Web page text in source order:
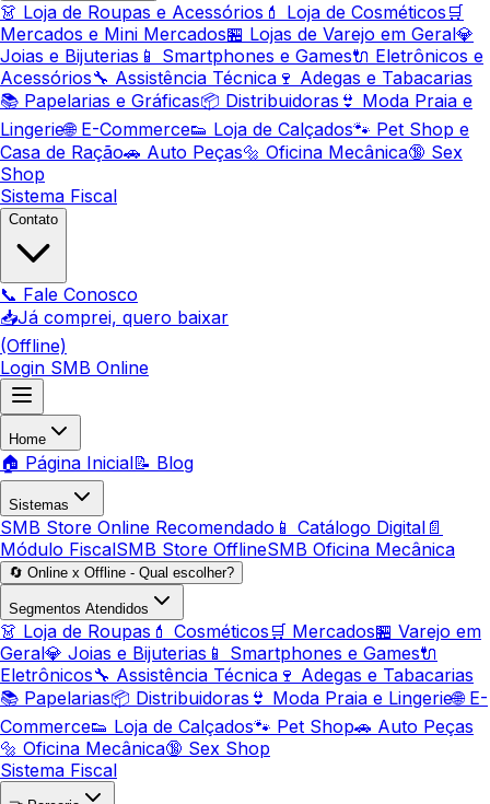
👗 Loja de Roupas e Acessórios 💄 Loja de Cosméticos 🛒
Mercados e Mini Mercados🏪 Lojas de Varejo em Geral💎
Joias e Bijuterias 📱 Smartphones e Games🔌 Eletrônicos e
Acessórios🔧 Assistência Técnica 🍷 Adegas e Tabacarias
📚 Papelarias e Gráficas📦 Distribuidoras 👙 Moda Praia e
Lingerie🌐 E-Commerce👟 Loja de Calçados🐾 Pet Shop e
Casa de Ração🚗 Auto Peças🔩 Oficina Mecânica🔞 Sex
Shop
Sistema Fiscal
Contato
📞 Fale Conosco
📥Já comprei, quero baixar
(Offline)
Login SMB Online
Home
🏠 Página Inicial📝 Blog
Sistemas
SMB Store Online Recomendado 📱 Catálogo Digital 📄
Módulo FiscalSMB Store OfflineSMB Oficina Mecânica
🔄 Online x Offline - Qual escolher?
Segmentos Atendidos
👗 Loja de Roupas 💄 Cosméticos 🛒 Mercados🏪 Varejo em
Geral💎 Joias e Bijuterias 📱 Smartphones e Games🔌
Eletrônicos🔧 Assistência Técnica 🍷 Adegas e Tabacarias
📚 Papelarias📦 Distribuidoras 👙 Moda Praia e Lingerie🌐 E-
Commerce👟 Loja de Calçados🐾 Pet Shop🚗 Auto Peças
🔩 Oficina Mecânica🔞 Sex Shop
Sistema Fiscal